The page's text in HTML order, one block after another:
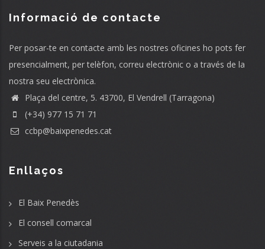
Informació de contacte
Per posar-te en contacte amb les nostres oficines ho pots fer
presencialment, per telèfon, correu electrònic o a través de la
nostra seu electrònica.
Plaça del centre, 5. 43700, El Vendrell (Tarragona)
(+34) 977 15 71 71
ccbp@baixpenedes.cat
Enllaços
El Baix Penedès
El consell comarcal
Serveis a la ciutadania